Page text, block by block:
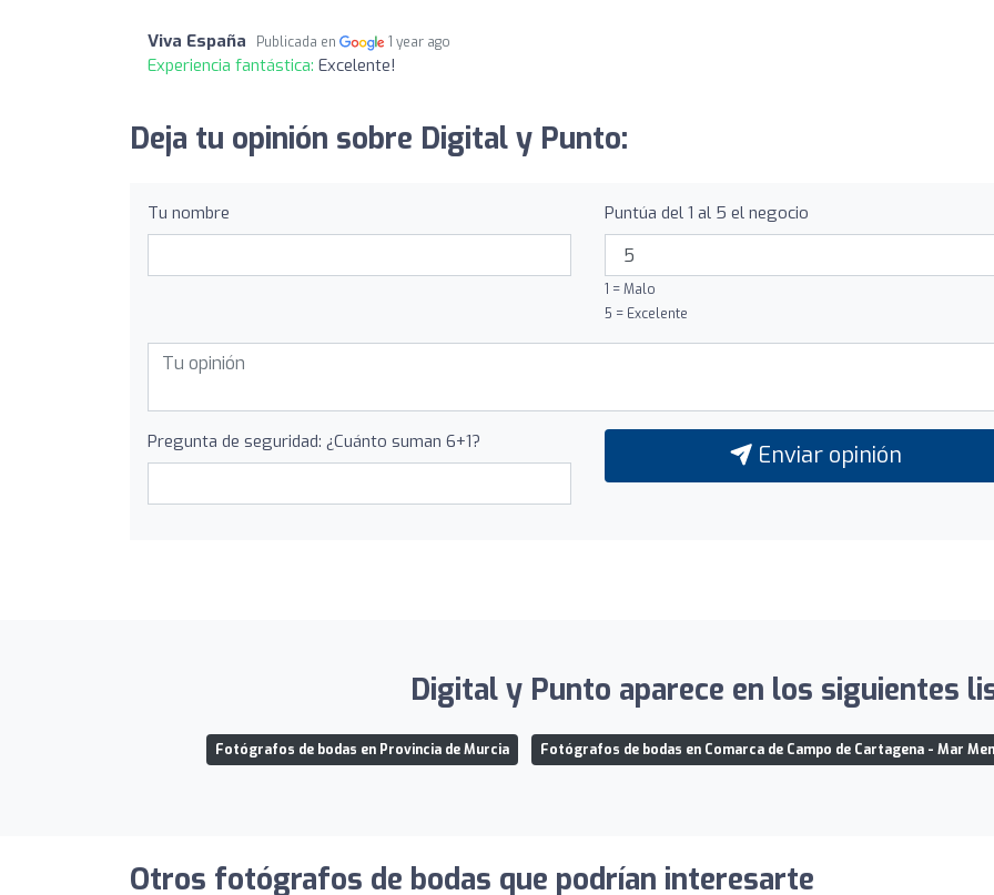
Viva España Publicada en 1 year ago
Experiencia fantástica: Excelente!
Deja tu opinión sobre Digital y Punto:
Tu nombre Puntúa del 1 al 5 el negocio
1 = Malo
5 = Excelente
Pregunta de seguridad: ¿Cuánto suman 6+1? Enviar opinión
Digital y Punto aparece en los siguientes
Fotógrafos de bodas en Provincia de Murcia Fotógrafos de bodas en Comarca de Campo de Cartagena - Mar
Otros fotógrafos de bodas que podrían interesarte